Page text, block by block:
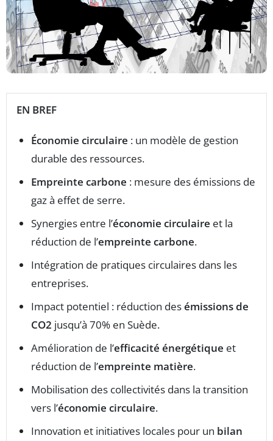
EN BREF
Économie circulaire : un modèle de gestion
durable des ressources.
Empreinte carbone : mesure des émissions de
gaz à effet de serre.
Synergies entre l’économie circulaire et la
réduction de l’empreinte carbone.
Intégration de pratiques circulaires dans les
entreprises.
Impact potentiel : réduction desémissions de
CO2 jusqu’à 70% en Suède.
Amélioration de l’efficacité énergétique et
réduction de l’empreinte matière.
Mobilisation des collectivités dans la transition
vers l’économie circulaire.
Innovation et initiatives locales pour un bilan